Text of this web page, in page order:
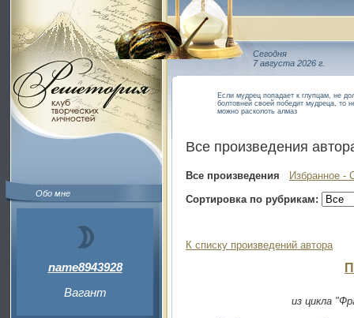
Обо мне
name8943928
Вагант
Сегодня
7 августа 2026 г.
Если мудрец попадает к глупцам, не
болтовней своей победит мудреца, то
можно расколоть алмаз
Все произведения
Все произведения
Избранное -
Сортировка по рубрикам:
К списку произведений автора
из цикла